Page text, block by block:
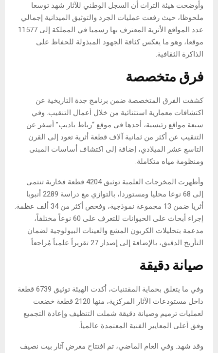
وأوضحت هيئة التراث أن السجل الوطني للآثار شهد توسعا
ملحوظا، حيث رفعت عمليات الجرد والتوثيق الميدانية إجمالي
عدد المواقع الأثرية المعترف بها رسميا في المملكة إلى 11577
موقعا، وهو ما يعكس كثافة الجهود المبذولة للحفاظ على
الذاكرة الثقافية.
فرق متخصصة
كشفت الفرق المتخصصة ضمن برنامج جدة التاريخية عن
اكتشافات معمارية استثنائية من خلال أعمال التنقيب. وفي
سبعة مواقع رئيسية، أحدها في موقع “رباط باديب” أسفر عن
التنقيب عن أكثر من ثمانية آلاف قطعة أثرية تعود إلى القرن
التاسع عشر الميلادي، إضافة إلى اكتشاف أساسات المبنى
ومنظومة مياه متكاملة.
وأظهرت المخرجات العلمية توثيق 4204 قطعة فخارية تنتمي
إلى 68 نوعا محليا ومستوردا، بالتوازي مع دراسة 2289 أنبوبا
أثريا ضمن 13 مجموعة نموذجية، وفحص أكثر من 34 ألف عظمة.
إجراء أبحاث على الحيوانات للتعرف على 60 نوعاً مختلفاً،
مدعمة بتحليلات الكربون المشع والعينات البيولوجية لضمان
التأريخ الدقيق، بالإضافة إلى إصدار 27 تقريراً علمياً مُراجعاً.
صيانة دقيقة
وفي ما يتعلق بحماية المقتنيات، أكدت الهيئة توثيق 6739 قطعة
داخل مستودعات الآثار المركزية، منها 2120 قطعة خضعت
لعمليات ترميم وصيانة دقيقة شملت التنظيف وإعادة التجميع
وفق أعلى المعايير الفنية المعتمدة عالمياً.
وقد شهد. وفي العام الماضي، تم افتتاح معرض آثار بيت نصيف